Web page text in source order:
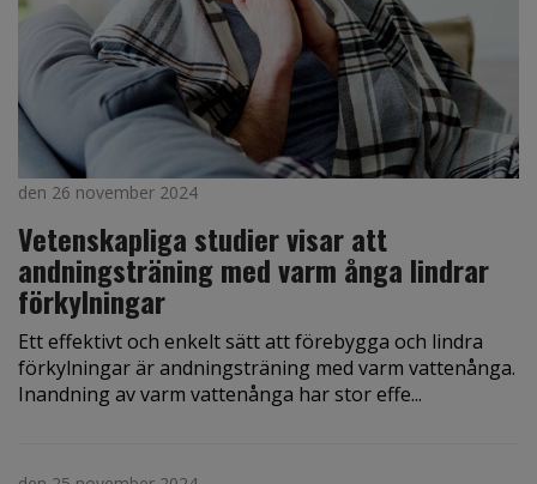
den 26 november 2024
Vetenskapliga studier visar att
andningsträning med varm ånga lindrar
förkylningar
Ett effektivt och enkelt sätt att förebygga och lindra
förkylningar är andningsträning med varm vattenånga.
Inandning av varm vattenånga har stor effe...